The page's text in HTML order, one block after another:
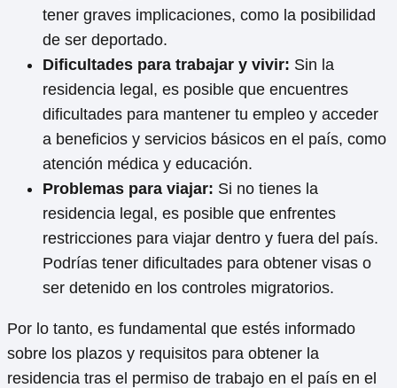
tener graves implicaciones, como la posibilidad
de ser deportado.
Dificultades para trabajar y vivir: Sin la
residencia legal, es posible que encuentres
dificultades para mantener tu empleo y acceder
a beneficios y servicios básicos en el país, como
atención médica y educación.
Problemas para viajar: Si no tienes la
residencia legal, es posible que enfrentes
restricciones para viajar dentro y fuera del país.
Podrías tener dificultades para obtener visas o
ser detenido en los controles migratorios.
Por lo tanto, es fundamental que estés informado
sobre los plazos y requisitos para obtener la
residencia tras el permiso de trabajo en el país en el